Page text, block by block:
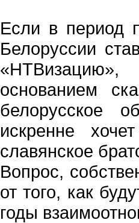
Если в период
Белоруссии
основанием
белорусское
искренне
славянское
Вопрос,
от того, как
годы